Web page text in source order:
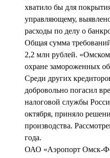
хватило бы для
управляющему,
расходы по делу о
Общая сумма
2,2 млн рублей.
охране замороженных
Среди других
добровольно погасил
налоговой службы
октября, приняло
производства.
года.
ОАО «Аэропорт Омск-